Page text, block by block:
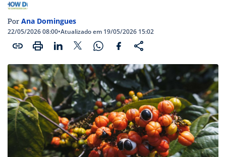
Por Ana Domingues
22/05/2026 08:00•Atualizado em 19/05/2026 15:02